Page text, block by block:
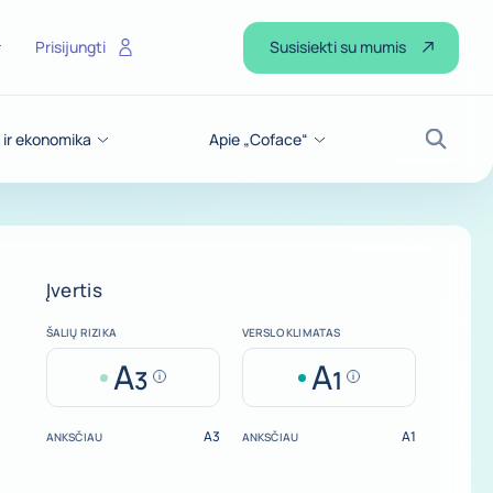
ekonomika Apie „Coface“
Prisijungti Susisiekti su mumis
Įvertis
ŠALIŲ RIZIKA
A3 Help
VERSLO KLIMATAS
A1 Help
ANKSČIAU A3 ANKSČIAU A1